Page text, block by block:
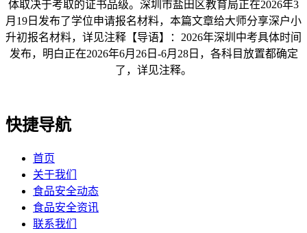
体取决于考取的证书品级。‌深圳市盐田区教育局正在2026年3
月19日发布了学位申请报名材料，本篇文章给大师分享深户小
升初报名材料，详见注释【导语】：2026年深圳中考具体时间
发布，明白正在2026年6月26日-6月28日，各科目放置都确定
了，详见注释。
快捷导航
首页
关于我们
食品安全动态
食品安全资讯
联系我们